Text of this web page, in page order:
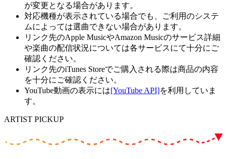
が変更となる場合があります。
対応機種が表示されている場合でも、ご利用のシステ
ムによっては選曲できない場合があります。
リンク先のApple MusicやAmazon Musicのサービス詳細
や楽曲の配信状況については各サービスにて十分にご
確認ください。
リンク先のiTunes Storeでご購入される際は商品の内容
を十分にご確認ください。
YouTube動画の表示には[YouTube API]を利用していま
す。
ARTIST PICKUP